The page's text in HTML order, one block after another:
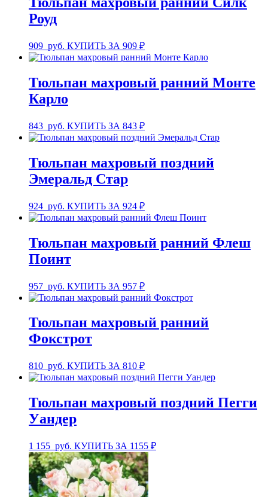
Роуд
909 руб. КУПИТЬ ЗА 909 ₽
Тюльпан махровый ранний Монте
Карло
843 руб. КУПИТЬ ЗА 843 ₽
Тюльпан махровый поздний
Эмеральд Стар
924 руб. КУПИТЬ ЗА 924 ₽
Тюльпан махровый ранний Флеш
Поинт
957 руб. КУПИТЬ ЗА 957 ₽
Тюльпан махровый ранний
Фокстрот
810 руб. КУПИТЬ ЗА 810 ₽
Тюльпан махровый поздний Пегги
Уандер
1 155 руб. КУПИТЬ ЗА 1155 ₽